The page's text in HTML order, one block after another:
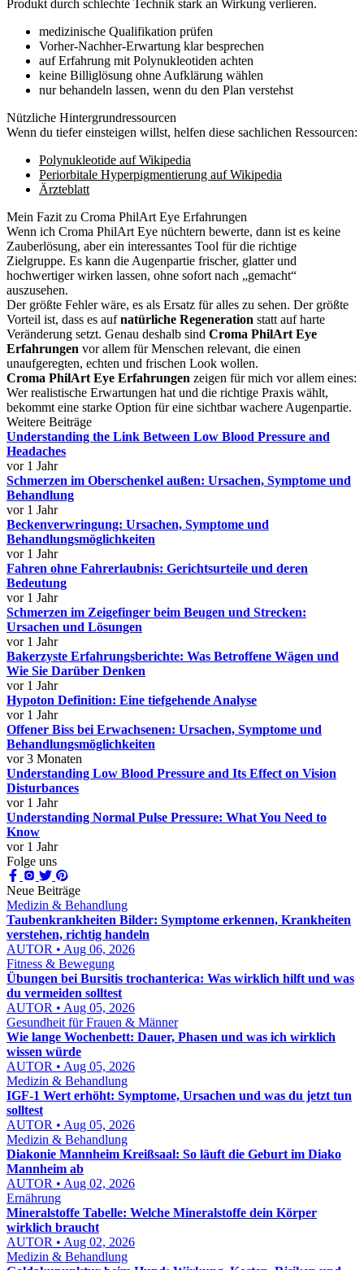
Produkt durch schlechte Technik stark an Wirkung verlieren.
medizinische Qualifikation prüfen
Vorher-Nachher-Erwartung klar besprechen
auf Erfahrung mit Polynukleotiden achten
keine Billiglösung ohne Aufklärung wählen
nur behandeln lassen, wenn du den Plan verstehst
Nützliche Hintergrundressourcen
Wenn du tiefer einsteigen willst, helfen diese sachlichen Ressourcen:
Polynukleotide auf Wikipedia
Periorbitale Hyperpigmentierung auf Wikipedia
Ärzteblatt
Mein Fazit zu Croma PhilArt Eye Erfahrungen
Wenn ich Croma PhilArt Eye nüchtern bewerte, dann ist es keine
Zauberlösung, aber ein interessantes Tool für die richtige
Zielgruppe. Es kann die Augenpartie frischer, glatter und
hochwertiger wirken lassen, ohne sofort nach „gemacht“
auszusehen.
Der größte Fehler wäre, es als Ersatz für alles zu sehen. Der größte
Vorteil ist, dass es aufnatürliche Regeneration statt auf harte
Veränderung setzt. Genau deshalb sind Croma PhilArt Eye
Erfahrungen vor allem für Menschen relevant, die einen
unaufgeregten, echten und frischen Look wollen.
Croma PhilArt Eye Erfahrungen zeigen für mich vor allem eines:
Wer realistische Erwartungen hat und die richtige Praxis wählt,
bekommt eine starke Option für eine sichtbar wachere Augenpartie.
Weitere Beiträge
Understanding the Link Between Low Blood Pressure and
Headaches
vor 1 Jahr
Schmerzen im Oberschenkel außen: Ursachen, Symptome und
Behandlung
vor 1 Jahr
Beckenverwringung: Ursachen, Symptome und
Behandlungsmöglichkeiten
vor 1 Jahr
Fahren ohne Fahrerlaubnis: Gerichtsurteile und deren
Bedeutung
vor 1 Jahr
Schmerzen im Zeigefinger beim Beugen und Strecken:
Ursachen und Lösungen
vor 1 Jahr
Bakerzyste Erfahrungsberichte: Was Betroffene Wägen und
Wie Sie Darüber Denken
vor 1 Jahr
Hypoton Definition: Eine tiefgehende Analyse
vor 1 Jahr
Offener Biss bei Erwachsenen: Ursachen, Symptome und
Behandlungsmöglichkeiten
vor 3 Monaten
Understanding Low Blood Pressure and Its Effect on Vision
Disturbances
vor 1 Jahr
Understanding Normal Pulse Pressure: What You Need to
Know
vor 1 Jahr
Folge uns
Neue Beiträge
Medizin & Behandlung
Taubenkrankheiten Bilder: Symptome erkennen, Krankheiten
verstehen, richtig handeln
AUTOR • Aug 06, 2026
Fitness & Bewegung
Übungen bei Bursitis trochanterica: Was wirklich hilft und was
du vermeiden solltest
AUTOR • Aug 05, 2026
Gesundheit für Frauen & Männer
Wie lange Wochenbett: Dauer, Phasen und was ich wirklich
wissen würde
AUTOR • Aug 05, 2026
Medizin & Behandlung
IGF-1 Wert erhöht: Symptome, Ursachen und was du jetzt tun
solltest
AUTOR • Aug 05, 2026
Medizin & Behandlung
Diakonie Mannheim Kreißsaal: So läuft die Geburt im Diako
Mannheim ab
AUTOR • Aug 02, 2026
Ernährung
Mineralstoffe Tabelle: Welche Mineralstoffe dein Körper
wirklich braucht
AUTOR • Aug 02, 2026
Medizin & Behandlung